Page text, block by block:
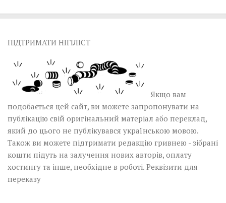
ПІДТРИМАТИ НІГІЛІСТ
Якщо вам
подобається цей сайт, ви можете запропонувати на
публікацію свій оригінальний матеріал або переклад,
який до цього не публікувався українською мовою.
Також ви можете підтримати редакцію гривнею - зібрані
кошти підуть на залучення нових авторів, оплату
хостингу та інше, необхідне в роботі. Реквізити для
переказу